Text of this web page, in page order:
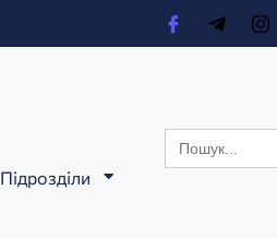
Підрозділи
Search
for: